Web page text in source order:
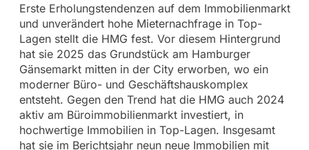
Erste Erholungstendenzen auf dem Immobilienmarkt
und unverändert hohe Mieternachfrage in Top-
Lagen stellt die HMG fest. Vor diesem Hintergrund
hat sie 2025 das Grundstück am Hamburger
Gänsemarkt mitten in der City erworben, wo ein
moderner Büro- und Geschäftshauskomplex
entsteht. Gegen den Trend hat die HMG auch 2024
aktiv am Büroimmobilienmarkt investiert, in
hochwertige Immobilien in Top-Lagen. Insgesamt
hat sie im Berichtsjahr neun neue Immobilien mit